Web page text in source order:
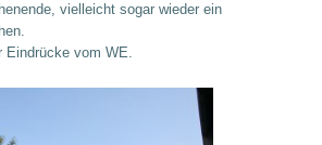
vielleicht sogar wieder ein
Eindrücke vom WE.